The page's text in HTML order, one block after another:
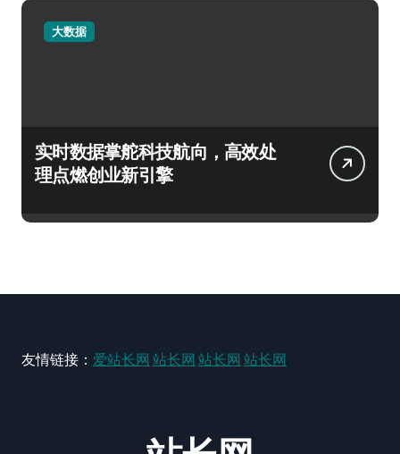
大数据
实时数据掌舵科技航向，高效处
理点燃创业新引擎
友情链接： 爱站长网 站长网 站长网 站长网